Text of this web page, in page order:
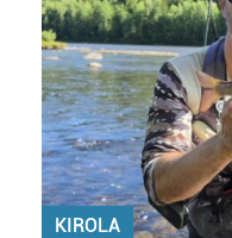
KIROLA